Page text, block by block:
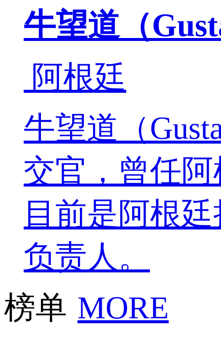
牛望道（
阿根廷
牛望道（
交官，曾任
目前是阿根
负责人。
榜单 MORE